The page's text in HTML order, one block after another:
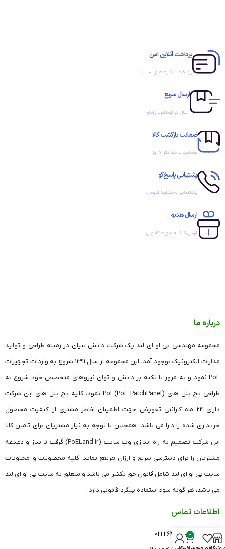
پرداخت آنلاین امن
پرداخت با کارت‌های شتاب
ارسال سریع
ارسال در کوتاه‌ترین زمان
ضمانت بازگشت کالا
ضمانت تا حداکثر ۷ روز
پشتیبانی پاسخ‌گو
پشتیبانی و مشاوره فروش
ارسال هدیه
ارسال کالا به صورت کادویی
درباره ما
مجموعه مهندسی پی او ای لند یک شرکت دانش بنیان در زمینه طراحی و تولید
مدارات الکترونیک بوجود آمد، این مجموعه از سال 1391 شروع به واردات تجهیزات
PoE نمود و به مرور با تکیه بر دانش و توان نیروهای متخصص خود شروع به
طراحی پچ پنل های (PoE PatchPanel)PoE نمود، کلیه پچ پنل های این شرکت
دارای 24 ماه گارانتی تعویض جهت اطمینان خاطر مشتری از کیفیت محصول
خریداری شده را دارا می باشد، همچنین با توجه به نیاز مشتریان برای تامین کالا
این شرکت تصمیم به راه اندازی وب سایت (PoELand.ir) گرفت تا نیاز و دغدغه
مشتریان را برای دسترسی سریع و ارزان مرتفع نماید. کلیه محصولات و محتویات
سایت پی او ای لند شامل قانون حق تکثیر می باشد و متعلق به سایت پی او ای لند
می باشد، هر گونه سوء استفاده پیگرد قانونی دارد.
اطلاعات تماس
دفتر تهران: 26420541 021
0